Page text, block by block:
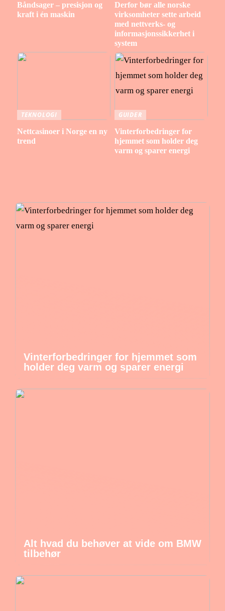
Båndsager – presisjon og
kraft i én maskin
Derfor bør alle norske
virksomheter sette arbeid
med nettverks- og
informasjonssikkerhet i
system
TEKNOLOGI
Nettcasinoer i Norge en ny
trend
GUIDER
Vinterforbedringer for
hjemmet som holder deg
varm og sparer energi
Vinterforbedringer for hjemmet som
holder deg varm og sparer energi
Alt hvad du behøver at vide om BMW
tilbehør